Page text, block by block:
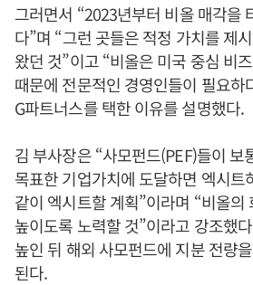
그러면서 “2023년부터 비올 매각을
다”며 “그런 곳들은 적정 가치를 제
왔던 것”이고 “비올은 미국 중심 비
때문에 전문적인 경영인들이 필요하
G파트너스를 택한 이유를 설명했다.
김 부사장은 “사모펀드(PEF)들이 보
목표한 기업가치에 도달하면 엑시트
같이 엑시트할 계획”이라며 “비올의
높이도록 노력할 것”이라고 강조했
높인 뒤 해외 사모펀드에 지분 전량
된다.